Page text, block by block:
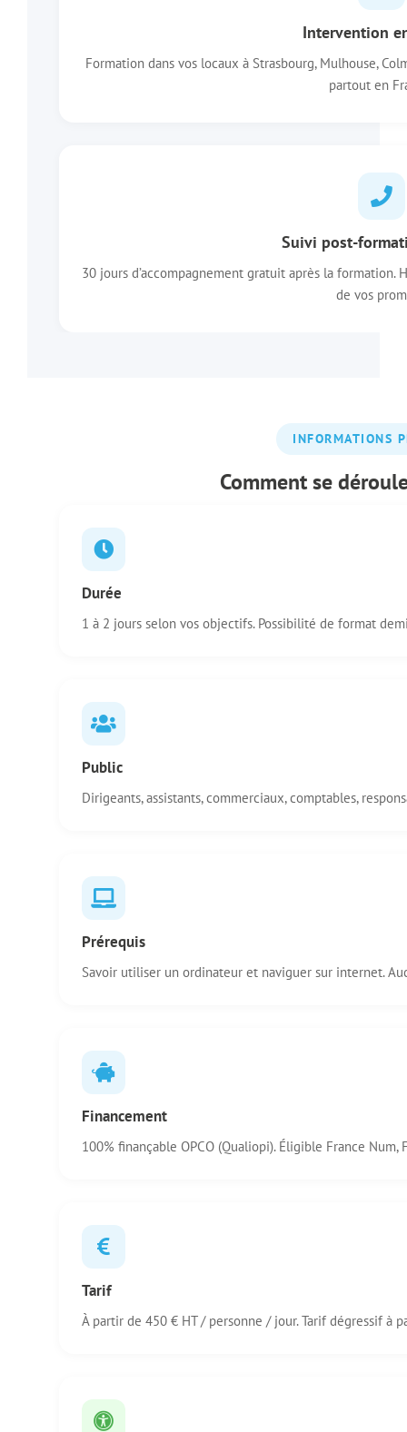
Intervention
Formation dans vos locaux à Strasbourg, Mulhouse,
partout en
Suivi post-
30 jours d’accompagnement gratuit après la formation.
de vos
INFORMATIONS
Comment se
Durée
1 à 2 jours selon vos objectifs. Possibilité de format
Public
Dirigeants, assistants, commerciaux, comptables,
Prérequis
Savoir utiliser un ordinateur et naviguer sur internet.
Financement
100% finançable OPCO (Qualiopi). Éligible France
Tarif
À partir de 450 € HT / personne / jour. Tarif dégressif à